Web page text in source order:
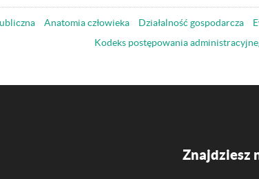
Anatomia człowieka Działalność gospodarcza
Kodeks postępowania
Znajdziesz